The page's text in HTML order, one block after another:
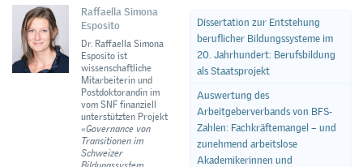
Raffaella Simona
Esposito
Dr. Raffaella Simona
Esposito ist
wissenschaftliche
Mitarbeiterin und
Postdoktorandin im
vom SNF finanziell
unterstützten Projekt
«Governance von
Transitionen im
Schweizer
Dissertation zur Entstehung
beruflicher Bildungssysteme im
20. Jahrhundert: Berufsbildung
als Staatsprojekt
Auswertung des
Arbeitgeberverbands von BFS-
Zahlen: Fachkräftemangel – und
zunehmend arbeitslose
Akademikerinnen und